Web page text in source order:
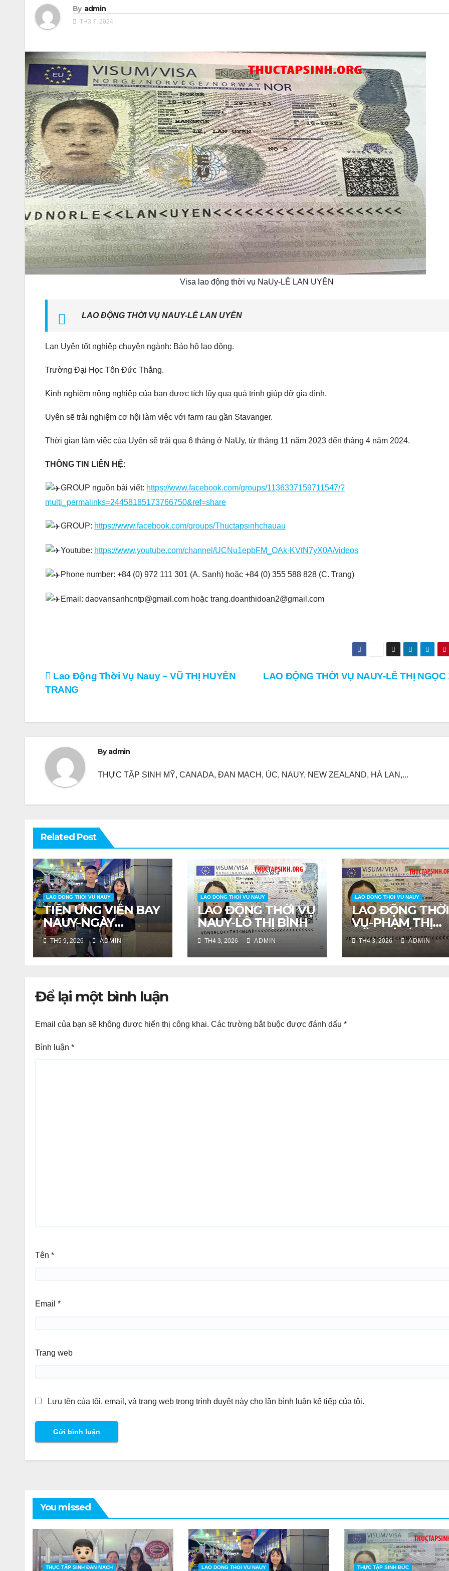
By admin
TH3 7, 2024
Visa lao động thời vụ NaUy-LÊ LAN UYÊN
LAO ĐỘNG THỜI VỤ NAUY-LÊ LAN UYÊN
Lan Uyên tốt nghiệp chuyên ngành: Bảo hộ lao động.
Trường Đại Học Tôn Đức Thắng.
Kinh nghiệm nông nghiệp của bạn được tích lũy qua quá trình giúp đỡ gia đình.
Uyên sẽ trải nghiệm cơ hội làm việc với farm rau gần Stavanger.
Thời gian làm việc của Uyên sẽ trải qua 6 tháng ở NaUy, từ tháng 11 năm 2023 đến tháng 4 năm 2024.
THÔNG TIN LIÊN HỆ:
GROUP nguồn bài viết: https://www.facebook.com/groups/1136337159711547/?
multi_permalinks=24458185173766750&ref=share
GROUP: https://www.facebook.com/groups/Thuctapsinhchauau
Youtube: https://www.youtube.com/channel/UCNu1epbFM_OAk-KVtN7yX0A/videos
Phone number: +84 (0) 972 111 301 (A. Sanh) hoặc +84 (0) 355 588 828 (C. Trang)
Email: daovansanhcntp@gmail.com hoặc trang.doanthidoan2@gmail.com
Điều
bài
LAO ĐỘNG THỜI VỤ NAUY-LÊ THỊ
Lao Động Thời Vụ Nauy – VŨ THỊ HUYỀN
TRANG
Byadmin
THỰC TẬP SINH MỸ, CANADA, ĐAN MẠCH, ÚC, NAUY, NEW ZEALAND, HÀ LAN,...
Related Post
LAO DONG THOI VU NAUY
TIỄN ỨNG VIÊN BAY
NAUY-NGÀY
21/04/2026
TH5 9, 2026 ADMIN
LAO DONG THOI VU NAUY
LAO ĐỘNG THỜI VỤ
NAUY-LÔ THỊ BÌNH
TH4 3, 2026 ADMIN
LAO DONG THOI VU NAUY
LAO ĐỘNG THỜI
VỤ-PHẠM THỊ
HỒNG HIẾU
TH4 3, 2026 ADMIN
Để lại một bình luận
Email của bạn sẽ không được hiển thị công khai. Các trường bắt buộc được đánh dấu *
Bình luận *
Tên *
Email *
Trang web
Lưu tên của tôi, email, và trang web trong trình duyệt này cho lần bình luận kế tiếp của tôi.
You missed
THỰC TẬP SINH ĐAN MẠCH LAO DONG THOI VU NAUY THỰC TẬP SINH ĐỨC